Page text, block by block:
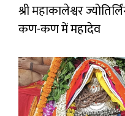
श्री महाकालेश्वर
कण-कण में महादेव